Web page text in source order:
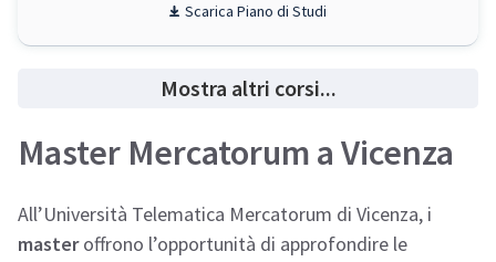
Piano di Studi
Mostra altri corsi...
Master Mercatorum a Vicenza
All’Università Telematica Mercatorum di Vicenza, i
masteroffrono l’opportunità di approfondire le